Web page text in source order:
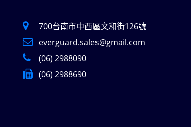
700台南市中西區文和街126號
everguard.sales@gmail.com
(06) 2988090
(06) 2988690